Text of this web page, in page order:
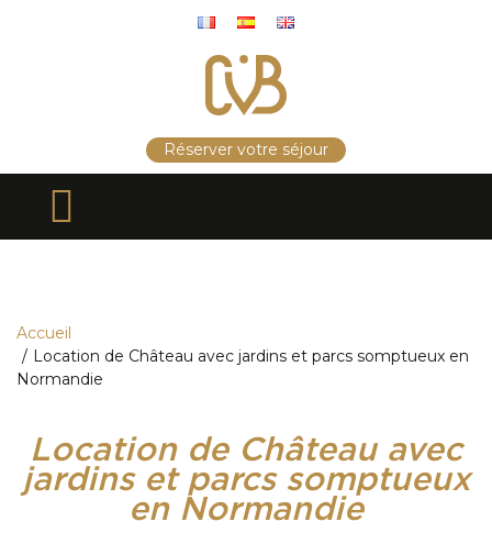
Réserver votre séjour
Accueil
Location de Château avec jardins et parcs somptueux en
Normandie
Location de Château avec
jardins et parcs somptueux
en Normandie